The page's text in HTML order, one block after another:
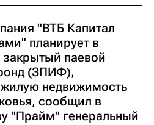
"ВТБ Капитал
планирует в
закрытый паевой
(ЗПИФ),
недвижимость
сообщил в
"Прайм" генеральный